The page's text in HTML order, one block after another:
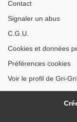
Contact
Signaler un abus
C.G.U.
Cookies et données
Préférences cookies
Voir le profil de Gri-